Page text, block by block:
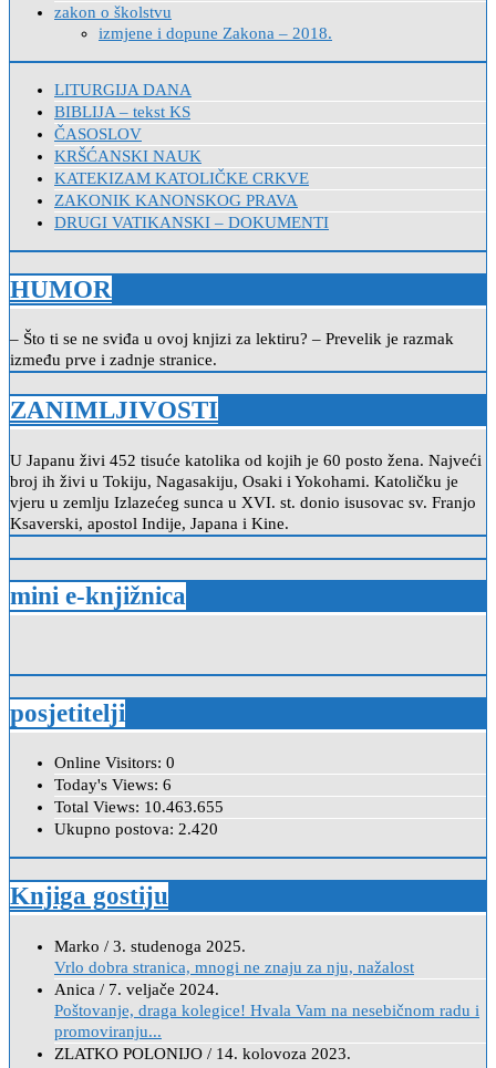
zakon o školstvu
izmjene i dopune Zakona – 2018.
LITURGIJA DANA
BIBLIJA – tekst KS
ČASOSLOV
KRŠĆANSKI NAUK
KATEKIZAM KATOLIČKE CRKVE
ZAKONIK KANONSKOG PRAVA
DRUGI VATIKANSKI – DOKUMENTI
HUMOR
– Što ti se ne sviđa u ovoj knjizi za lektiru? – Prevelik je razmak
između prve i zadnje stranice.
ZANIMLJIVOSTI
U Japanu živi 452 tisuće katolika od kojih je 60 posto žena. Najveći
broj ih živi u Tokiju, Nagasakiju, Osaki i Yokohami. Katoličku je
vjeru u zemlju Izlazećeg sunca u XVI. st. donio isusovac sv. Franjo
Ksaverski, apostol Indije, Japana i Kine.
mini e-knjižnica
posjetitelji
Online Visitors: 0
Today's Views: 6
Total Views: 10.463.655
Ukupno postova: 2.420
Knjiga gostiju
Marko / 3. studenoga 2025.
Vrlo dobra stranica, mnogi ne znaju za nju, nažalost
Anica / 7. veljače 2024.
Poštovanje, draga kolegice! Hvala Vam na nesebičnom radu i
promoviranju...
ZLATKO POLONIJO / 14. kolovoza 2023.